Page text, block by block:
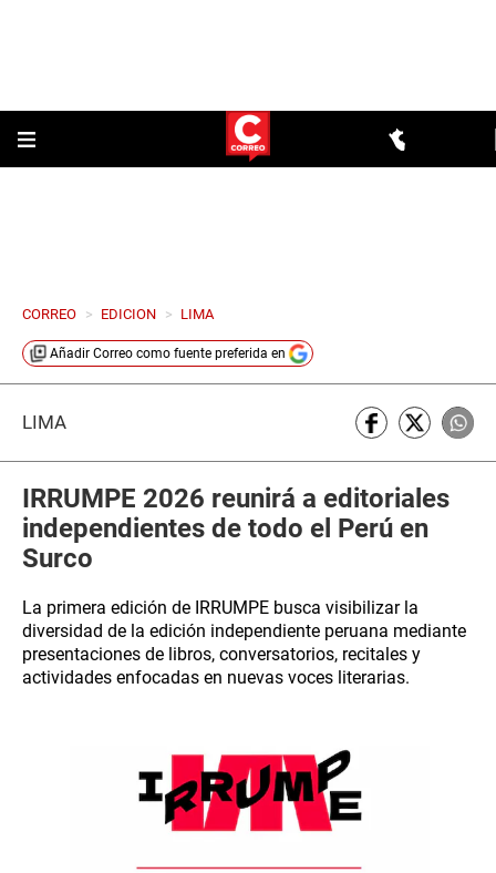
CORREO > EDICION > LIMA
Añadir Correo como fuente preferida en
LIMA
IRRUMPE 2026 reunirá a editoriales
independientes de todo el Perú en
Surco
La primera edición de IRRUMPE busca visibilizar la
diversidad de la edición independiente peruana mediante
presentaciones de libros, conversatorios, recitales y
actividades enfocadas en nuevas voces literarias.